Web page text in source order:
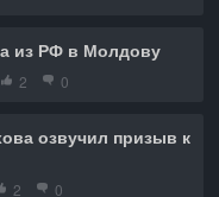
из РФ в Молдову
2 0
озвучил призыв к
2 0